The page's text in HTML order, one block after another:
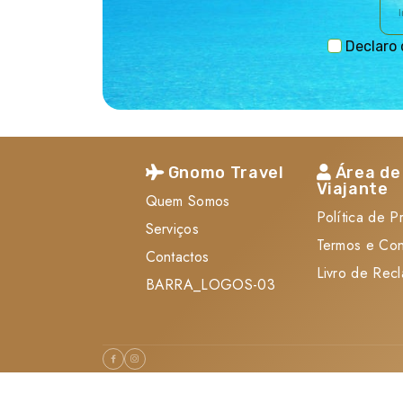
Declaro
Gnomo Travel
Quem Somos
Serviços
Contactos
BARRA_LOGOS-03
Área de
Viajante
Política de
Termos e
Livro de